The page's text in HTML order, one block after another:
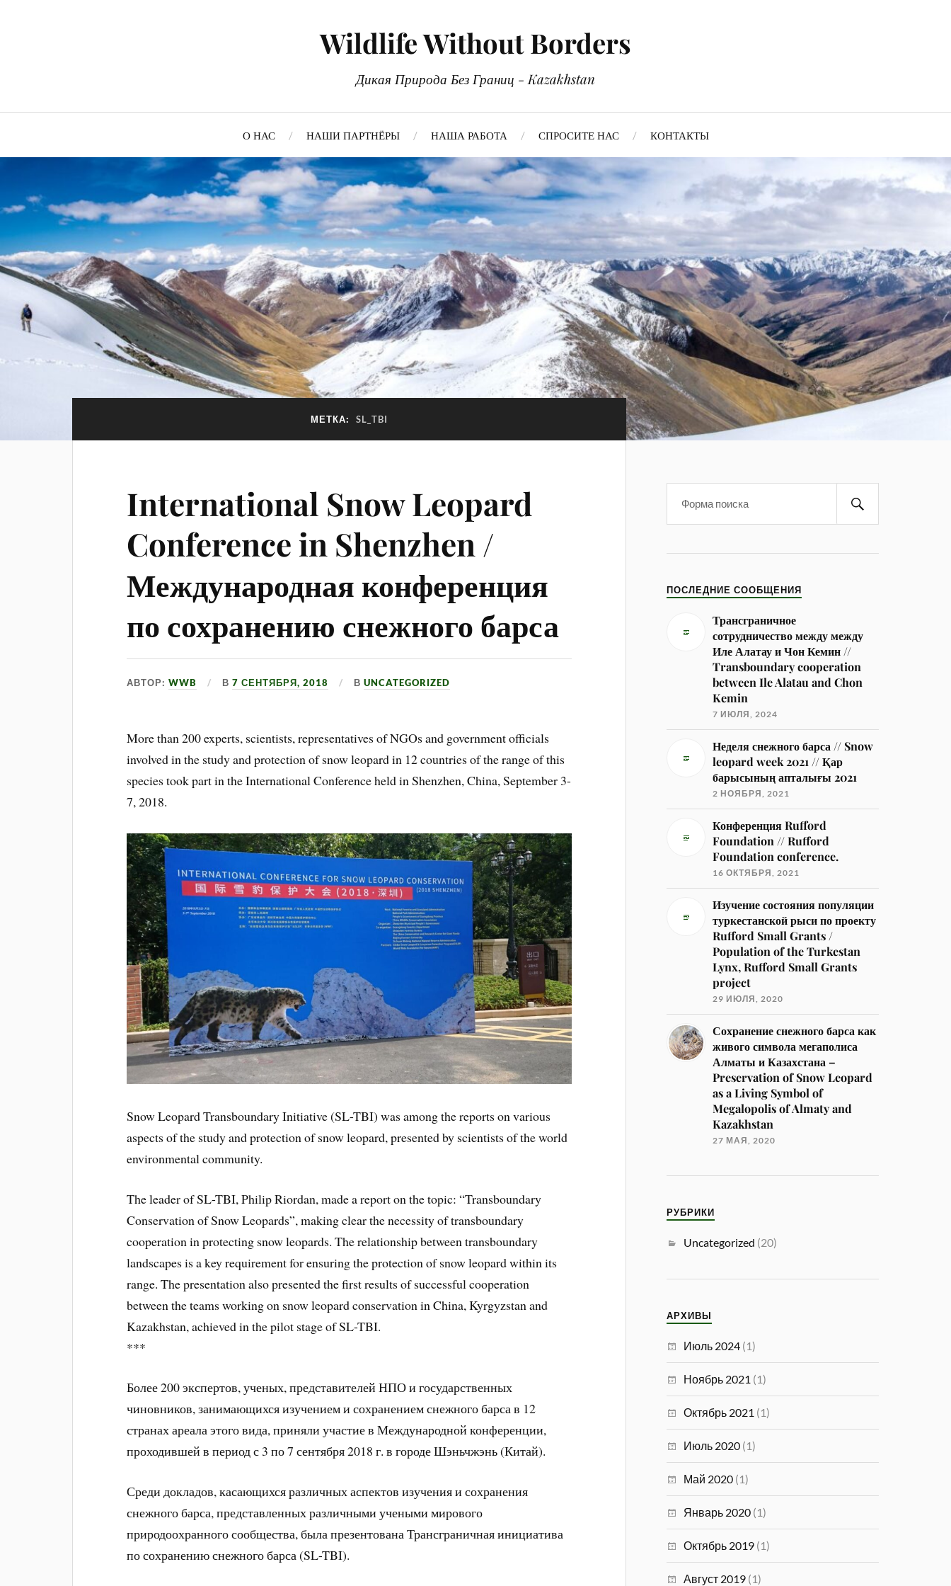
Wildlife Without Borders
Дикая Природа Без Границ - Kazakhstan
О НАС НАШИ ПАРТНЁРЫ НАША РАБОТА СПРОСИТЕ НАС КОНТАКТЫ
МЕТКА: SL_TBI
International Snow Leopard
Conference in Shenzhen /
Международная конференция
по сохранению снежного барса
АВТОР:WWB В7 СЕНТЯБРЯ, 2018 ВUNCATEGORIZED
More than 200 experts, scientists, representatives of NGOs and government officials
involved in the study and protection of snow leopard in 12 countries of the range of this
species took part in the International Conference held in Shenzhen, China, September 3-
7, 2018.
Snow Leopard Transboundary Initiative (SL-TBI) was among the reports on various
aspects of the study and protection of snow leopard, presented by scientists of the world
environmental community.
The leader of SL-TBI, Philip Riordan, made a report on the topic: “Transboundary
Conservation of Snow Leopards”, making clear the necessity of transboundary
cooperation in protecting snow leopards. The relationship between transboundary
landscapes is a key requirement for ensuring the protection of snow leopard within its
range. The presentation also presented the first results of successful cooperation
between the teams working on snow leopard conservation in China, Kyrgyzstan and
Kazakhstan, achieved in the pilot stage of SL-TBI.
***
Более 200 экспертов, ученых, представителей НПО и государственных
чиновников, занимающихся изучением и сохранением снежного барса в 12
странах ареала этого вида, приняли участие в Международной конференции,
проходившей в период с 3 по 7 сентября 2018 г. в городе Шэньчжэнь (Китай).
Среди докладов, касающихся различных аспектов изучения и сохранения
снежного барса, представленных различными учеными мирового
природоохранного сообщества, была презентована Трансграничная инициатива
по сохранению снежного барса (SL-TBI).
ПОСЛЕДНИЕ СООБЩЕНИЯ
Трансграничное
сотрудничество между между
Иле Алатау и Чон Кемин //
Transboundary cooperation
between Ile Alatau and Chon
Kemin
7 ИЮЛЯ, 2024
Неделя снежного барса // Snow
leopard week 2021 // Қар
барысының апталығы 2021
2 НОЯБРЯ, 2021
Конференция Rufford
Foundation // Rufford
Foundation conference.
16 ОКТЯБРЯ, 2021
Изучение состояния популяции
туркестанской рыси по проекту
Rufford Small Grants /
Population of the Turkestan
Lynx, Rufford Small Grants
project
29 ИЮЛЯ, 2020
Сохранение снежного барса как
живого символа мегаполиса
Алматы и Казахстана –
Preservation of Snow Leopard
as a Living Symbol of
Megalopolis of Almaty and
Kazakhstan
27 МАЯ, 2020
РУБРИКИ
Uncategorized (20)
АРХИВЫ
Июль 2024 (1)
Ноябрь 2021 (1)
Октябрь 2021 (1)
Июль 2020 (1)
Май 2020 (1)
Январь 2020 (1)
Октябрь 2019 (1)
Август 2019 (1)